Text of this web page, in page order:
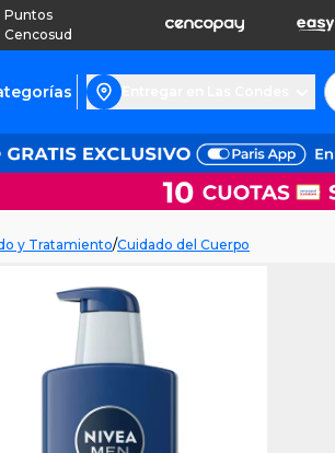
Puntos
Cencosud
y Tratamiento/Cuidado del Cuerpo